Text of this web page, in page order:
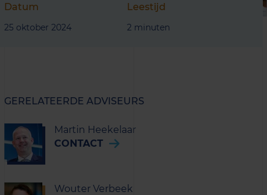
Datum
25 oktober 2024
Leestijd
2 minuten
GERELATEERDE ADVISEURS
Martin Heekelaar
CONTACT
Wouter Verbeek